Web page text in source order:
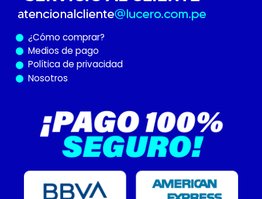
¿Cómo comprar?
Medios de pago
Política de privacidad
Nosotros